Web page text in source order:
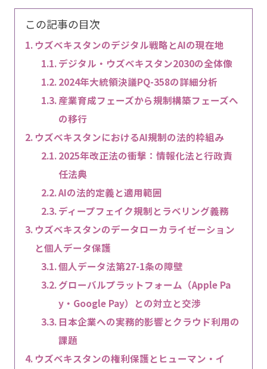
この記事の目次
ウズベキスタンのデジタル戦略とAIの現在地
デジタル・ウズベキスタン2030の全体像
2024年大統領決議PQ-358の詳細分析
産業育成フェーズから規制構築フェーズへ
の移行
ウズベキスタンにおけるAI規制の法的枠組み
2025年改正法の衝撃：情報化法と行政責
任法典
AIの法的定義と適用範囲
ディープフェイク規制とラベリング義務
ウズベキスタンのデータローカライゼーション
と個人データ保護
個人データ法第27-1条の障壁
グローバルプラットフォーム（Apple Pa
y・Google Pay）との対立と交渉
日本企業への実務的影響とクラウド利用の
課題
ウズベキスタンの権利保護とヒューマン・イ